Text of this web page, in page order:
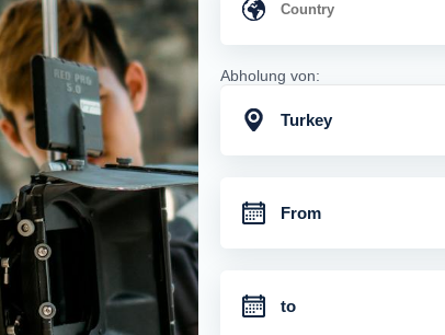
Abholung von:
Turkey